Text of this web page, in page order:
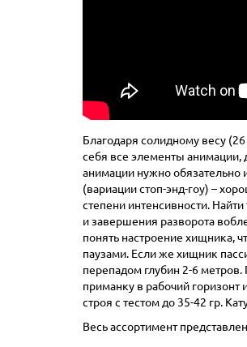
Благодаря солидному весу
себя все элементы анимации,
анимации нужно обязательно
(вариации стоп-энд-гоу) –
степени интенсивности.
и завершения разворота
понять настроение хищника,
паузами. Если же хищник
перепадом глубин 2-6
приманку в рабочий
строя с тестом до 35-42 гр.
Весь ассортимент